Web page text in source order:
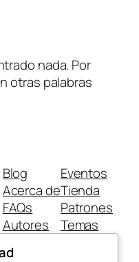
nada. Por
otras palabras
Blog
Acerca de
FAQs
Autores
Eventos
Tienda
Patrones
Temas